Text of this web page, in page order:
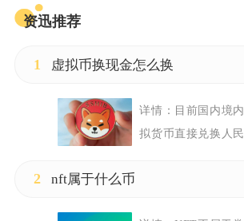
资迅推荐
1 虚拟币换现金怎么换
详情： 目前国内境
拟货币直接兑换人
2 nft属于什么币